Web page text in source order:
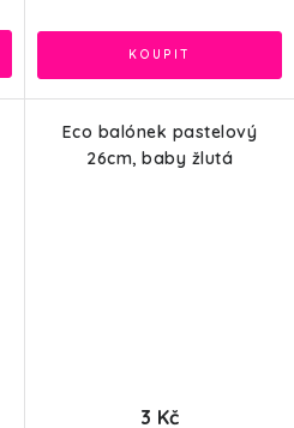
Eco balónek pastelový
26cm, baby žlutá
3 Kč